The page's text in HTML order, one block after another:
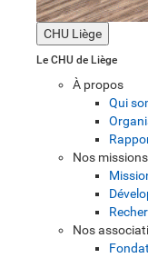
CHU Liège
Le CHU de Liège
À propos
Qui
Nos missions
Nos